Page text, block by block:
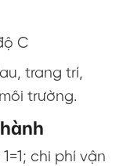
C
trang trí,
trường.
chi phí vận